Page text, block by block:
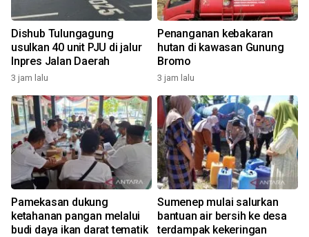
Dishub Tulungagung
usulkan 40 unit PJU di jalur
Inpres Jalan Daerah
3 jam lalu
Penanganan kebakaran
hutan di kawasan Gunung
Bromo
3 jam lalu
Pamekasan dukung
ketahanan pangan melalui
budi daya ikan darat tematik
Sumenep mulai salurkan
bantuan air bersih ke desa
terdampak kekeringan